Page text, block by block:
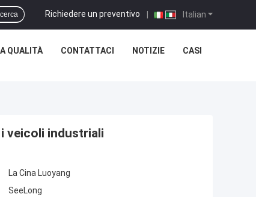
Italian
Richiedere un preventivo |
QUALITÀ CONTATTACI NOTIZIE CASI
veicoli industriali
La Cina Luoyang
SeeLong